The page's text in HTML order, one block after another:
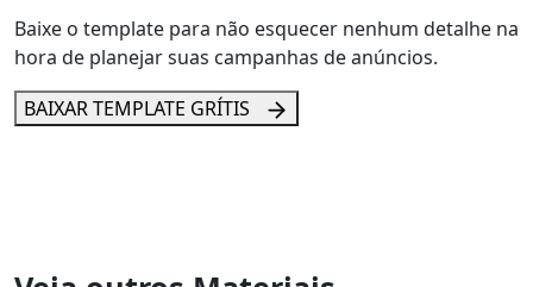
Baixe o template para não esquecer nenhum detalhe na
hora de planejar suas campanhas de anúncios.
BAIXAR TEMPLATE GRÍTIS